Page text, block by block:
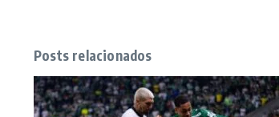
Posts relacionados